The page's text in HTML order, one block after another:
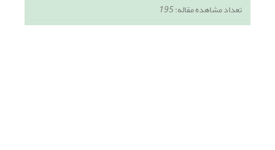
تعداد مشاهده مقاله:195